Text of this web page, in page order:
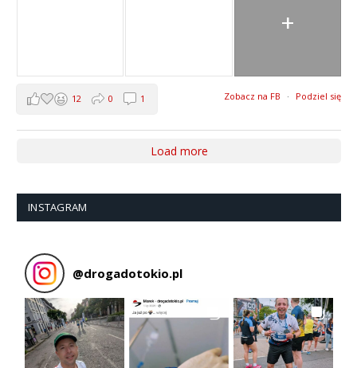
+
Zobacz na FB · Podziel się
12 0 1
Load more
INSTAGRAM
@drogadotokio.pl